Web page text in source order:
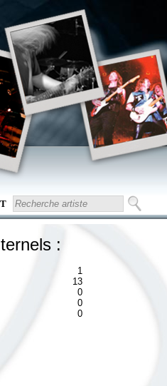
:
1
13
0
0
0